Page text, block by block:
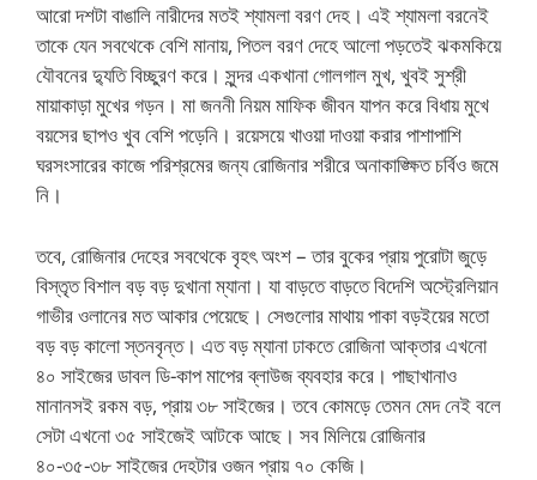
আরো দশটা বাঙালি নারীদের মতই শ্যামলা বরণ দেহ। এই শ্যামলা বরনেই
তাকে যেন সবথেকে বেশি মানায়, পিতল বরণ দেহে আলো পড়তেই ঝকমকিয়ে
যৌবনের দ্যুতি বিচ্ছুরণ করে। সুন্দর একখানা গোলগাল মুখ, খুবই সুশ্রী
মায়াকাড়া মুখের গড়ন। মা জননী নিয়ম মাফিক জীবন যাপন করে বিধায় মুখে
বয়সের ছাপও খুব বেশি পড়েনি। রয়েসয়ে খাওয়া দাওয়া করার পাশাপাশি
ঘরসংসারের কাজে পরিশ্রমের জন্য রোজিনার শরীরে অনাকাঙ্ক্ষিত চর্বিও জমে
নি।
তবে, রোজিনার দেহের সবথেকে বৃহৎ অংশ – তার বুকের প্রায় পুরোটা জুড়ে
বিস্তৃত বিশাল বড় বড় দুখানা ম্যানা। যা বাড়তে বাড়তে বিদেশি অস্ট্রেলিয়ান
গাভীর ওলানের মত আকার পেয়েছে। সেগুলোর মাথায় পাকা বড়ইয়ের মতো
বড় বড় কালো স্তনবৃন্ত। এত বড় ম্যানা ঢাকতে রোজিনা আক্তার এখনো
৪০ সাইজের ডাবল ডি-কাপ মাপের ব্লাউজ ব্যবহার করে। পাছাখানাও
মানানসই রকম বড়, প্রায় ৩৮ সাইজের। তবে কোমড়ে তেমন মেদ নেই বলে
সেটা এখনো ৩৫ সাইজেই আটকে আছে। সব মিলিয়ে রোজিনার
৪০-৩৫-৩৮ সাইজের দেহটার ওজন প্রায় ৭০ কেজি।